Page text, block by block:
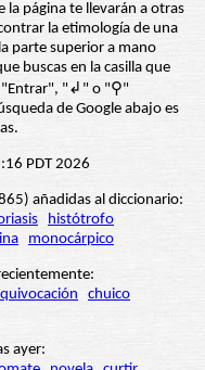
la página te llevarán a otras
la etimología de una
parte superior a mano
buscas en la casilla que
"Entrar", "↲" o "⚲"
de Google abajo es
PDT 2026
añadidas al diccionario:
histótrofo
monocárpico
chuico
ayer: